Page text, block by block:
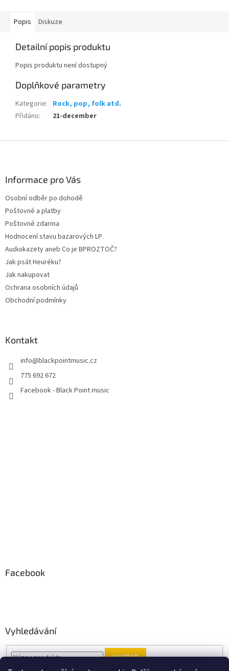
Popis Diskuze
Detailní popis produktu
Popis produktu není dostupný
Doplňkové parametry
Kategorie: Rock, pop, folk atd.
Přidáno: 21-december
Informace pro Vás
Osobní odběr po dohodě
Poštovné a platby
Poštovné zdarma
Hodnocení stavu bazarových LP
Audiokazety aneb Co je BPROZTOČ?
Jak psát Heuréku?
Jak nakupovat
Ochrana osobních údajů
Obchodní podmínky
Kontakt
info@blackpointmusic.cz
775 692 672
Facebook - Black Point music
Facebook
Vyhledávání
HLEDAT